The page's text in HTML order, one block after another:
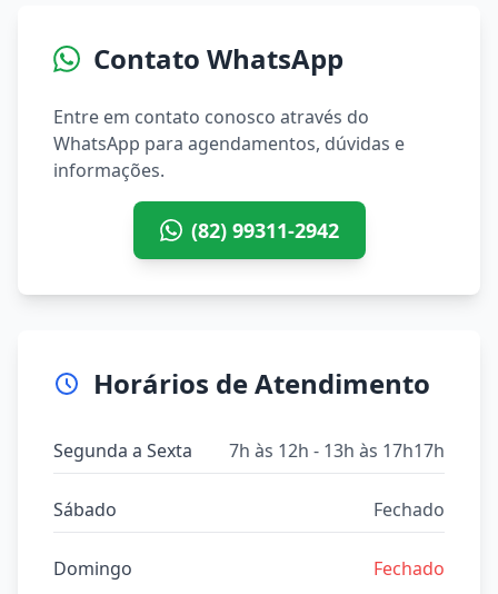
Contato WhatsApp
Entre em contato conosco através do
WhatsApp para agendamentos, dúvidas e
informações.
(82) 99311-2942
Horários de Atendimento
Segunda a Sexta 7h às 12h - 13h às 17h17h
Sábado Fechado
Domingo Fechado